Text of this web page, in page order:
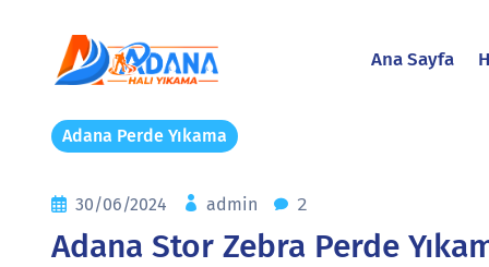
Ana Sayfa
Adana Perde Yıkama
30/06/2024 admin 2
Adana Stor Zebra Perde